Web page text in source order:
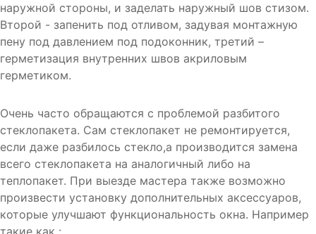
наружной стороны, и заделать наружный шов стизом.
Второй - запенить под отливом, задувая монтажную
пену под давлением под подоконник, третий –
герметизация внутренних швов акриловым
герметиком.
Очень часто обращаются c проблемой разбитого
стеклопакета. Сам стеклопакет не ремонтируется,
если даже разбилось стекло,а производится замена
всего стеклопакета на аналогичный либо на
теплопакет. При выезде мастера также возможно
произвести установку дополнительных аксессуаров,
которые улучшают функциональность окна. Например
такие как :